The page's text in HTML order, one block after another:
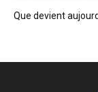
Que devient